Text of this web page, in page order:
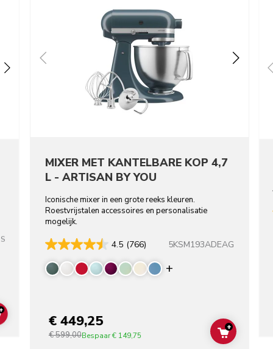
ADD TO CART
MIXER MET KANTELBARE KOP 4,7
L - ARTISAN BY YOU
Iconische mixer in een grote reeks kleuren.
Roestvrijstalen accessoires en personalisatie
mogelijk.
4.5 (766) 5KSM193ADEAG
Display more
€ 449,25
€ 599,00Bespaar€ 149,75 ADD TO
+